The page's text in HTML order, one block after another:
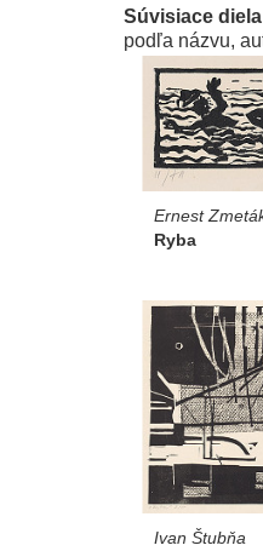
Súvisiace diela
podľa názvu,
Ernest
Ryba
Ivan Štubňa